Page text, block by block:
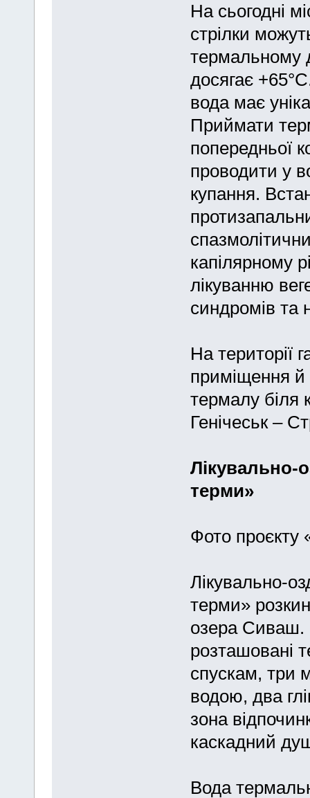
На сьогодні
стрілки
термальному
досягає
вода має
Приймати
попередньої
проводити у
купання.
капілярному
лікуванню
синдромів та
На території
приміщення й
термалу біля
Генічеськ –
Лікувально-
терми»
Фото проєкту
Лікувально-
терми»
озера Сиваш.
розташовані
спускам, три
водою, два
зона
каскадний
Вода